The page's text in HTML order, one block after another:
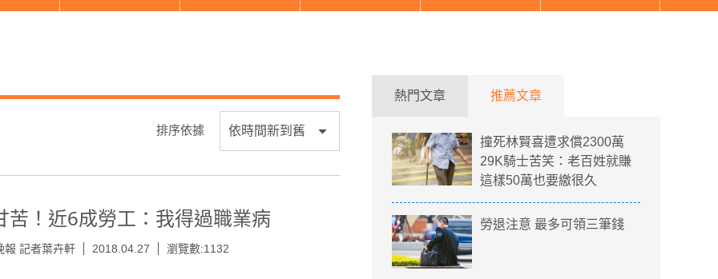
排序依據
苦！近6成勞工：我得過職業病
報 記者葉卉軒 2018.04.27 瀏覽數:1132
熱門文章 推薦文章
撞死林賢喜遭求償2300萬
29K騎士苦笑：老百姓就賺
這樣50萬也要繳很久
勞退注意 最多可領三筆錢